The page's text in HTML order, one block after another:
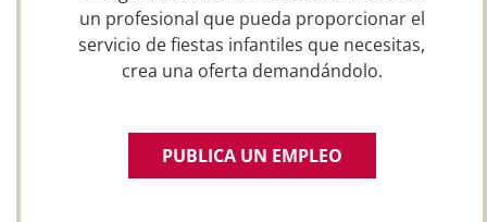
un profesional que pueda proporcionar el
servicio de fiestas infantiles que necesitas,
crea una oferta demandándolo.
PUBLICA UN EMPLEO